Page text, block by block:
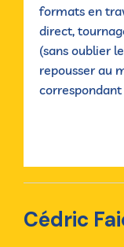
formats en
direct,
(sans oublier
repousser au
correspondant
Cédric